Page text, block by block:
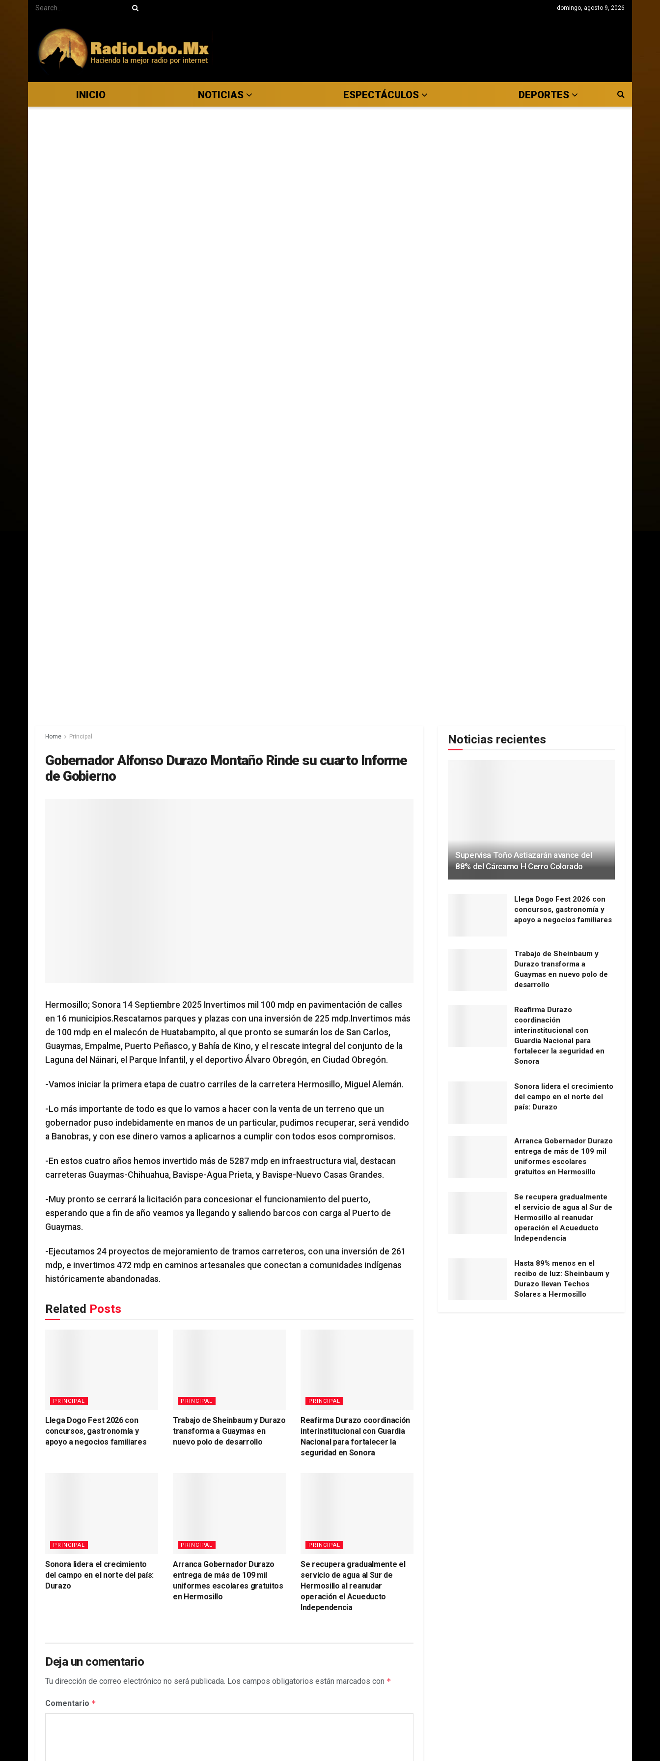
domingo, agosto 9, 2026
INICIO NOTICIAS ESPECTÁCULOS DEPORTES
Home Principal
Gobernador Alfonso Durazo Montaño Rinde su cuarto Informe
de Gobierno
Hermosillo; Sonora 14 Septiembre 2025 Invertimos mil 100 mdp en pavimentación de calles
en 16 municipios.Rescatamos parques y plazas con una inversión de 225 mdp.Invertimos más
de 100 mdp en el malecón de Huatabampito, al que pronto se sumarán los de San Carlos,
Guaymas, Empalme, Puerto Peñasco, y Bahía de Kino, y el rescate integral del conjunto de la
Laguna del Náinari, el Parque Infantil, y el deportivo Álvaro Obregón, en Ciudad Obregón.
-Vamos iniciar la primera etapa de cuatro carriles de la carretera Hermosillo, Miguel Alemán.
-Lo más importante de todo es que lo vamos a hacer con la venta de un terreno que un
gobernador puso indebidamente en manos de un particular, pudimos recuperar, será vendido
a Banobras, y con ese dinero vamos a aplicarnos a cumplir con todos esos compromisos.
-En estos cuatro años hemos invertido más de 5287 mdp en infraestructura vial, destacan
carreteras Guaymas-Chihuahua, Bavispe-Agua Prieta, y Bavispe-Nuevo Casas Grandes.
-Muy pronto se cerrará la licitación para concesionar el funcionamiento del puerto,
esperando que a fin de año veamos ya llegando y saliendo barcos con carga al Puerto de
Guaymas.
-Ejecutamos 24 proyectos de mejoramiento de tramos carreteros, con una inversión de 261
mdp, e invertimos 472 mdp en caminos artesanales que conectan a comunidades indígenas
históricamente abandonadas.
Related Posts
PRINCIPAL
Llega Dogo Fest 2026 con
concursos, gastronomía y
apoyo a negocios familiares
PRINCIPAL
Trabajo de Sheinbaum y Durazo
transforma a Guaymas en
nuevo polo de desarrollo
PRINCIPAL
Reafirma Durazo coordinación
interinstitucional con Guardia
Nacional para fortalecer la
seguridad en Sonora
PRINCIPAL
Sonora lidera el crecimiento
del campo en el norte del país:
Durazo
PRINCIPAL
Arranca Gobernador Durazo
entrega de más de 109 mil
uniformes escolares gratuitos
en Hermosillo
PRINCIPAL
Se recupera gradualmente el
servicio de agua al Sur de
Hermosillo al reanudar
operación el Acueducto
Independencia
Deja un comentario
Tu dirección de correo electrónico no será publicada. Los campos obligatorios están marcados con *
Comentario *
Noticias recientes
Supervisa Toño Astiazarán avance del
88% del Cárcamo H Cerro Colorado
Llega Dogo Fest 2026 con
concursos, gastronomía y
apoyo a negocios familiares
Trabajo de Sheinbaum y
Durazo transforma a
Guaymas en nuevo polo de
desarrollo
Reafirma Durazo
coordinación
interinstitucional con
Guardia Nacional para
fortalecer la seguridad en
Sonora
Sonora lidera el crecimiento
del campo en el norte del
país: Durazo
Arranca Gobernador Durazo
entrega de más de 109 mil
uniformes escolares
gratuitos en Hermosillo
Se recupera gradualmente
el servicio de agua al Sur de
Hermosillo al reanudar
operación el Acueducto
Independencia
Hasta 89% menos en el
recibo de luz: Sheinbaum y
Durazo llevan Techos
Solares a Hermosillo